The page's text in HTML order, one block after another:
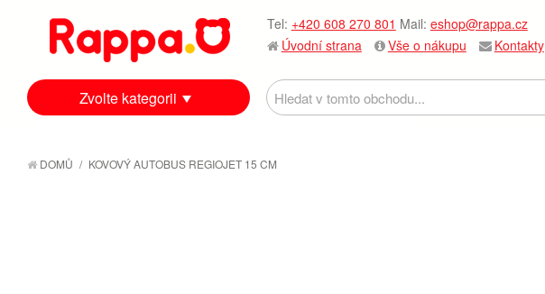
Tel: +420 608 270 801 Mail: eshop@rappa.cz
Úvodní strana
Vše o nákupu Kontakty
Zvolte kategorii
DOMŮ / KOVOVÝ AUTOBUS REGIOJET 15 CM